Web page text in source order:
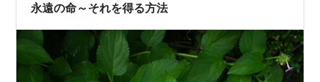
永遠の命～それを得る方法